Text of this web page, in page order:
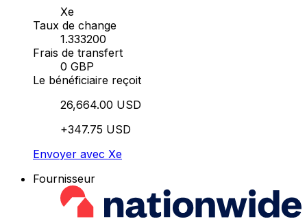
Xe
Taux de change
1.333200
Frais de transfert
0 GBP
Le bénéficiaire reçoit
26,664.00 USD
+347.75 USD
Envoyer avec Xe
Fournisseur